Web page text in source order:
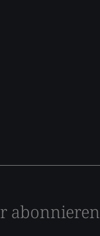
abonnieren